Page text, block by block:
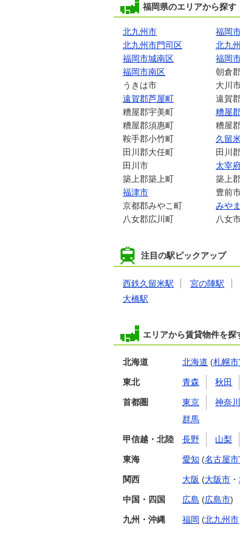
福岡県のエリアから探す
北九州市 福岡
北九州市門司区
北九
福岡市城南区
福岡
福岡市南区
朝倉
うきは市
大川
遠賀郡芦屋町
遠賀
糟屋郡宇美町
糟屋
糟屋郡須惠町
糟屋
鞍手郡小竹町
久留
田川郡大任町
田川
田川市
太宰
築上郡築上町
築上
福津市
豊前
京都郡みやこ町
みや
八女郡広川町
八女
注目の駅ピックアップ
西鉄久留米駅 宮の陣駅
大橋駅
エリアから賃貸物件を探
北海道 北海道 (札幌市
東北 青森 秋田
首都圏 東京 神奈川
群馬
甲信越・北陸 長野 山梨
東海 愛知 (名古屋市
関西 大阪 (大阪市 ・
中国・四国 広島 (広島市)
九州・沖縄 福岡 (北九州市